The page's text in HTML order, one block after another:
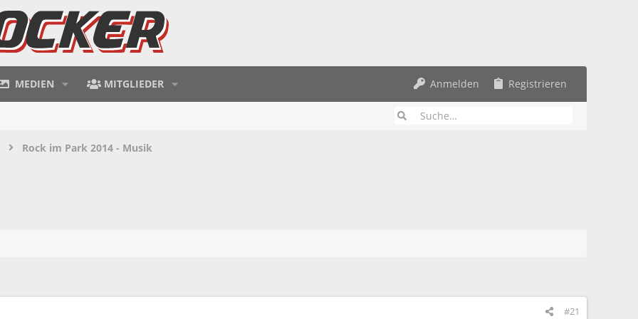
MEDIEN MITGLIEDER Anmelden Registrieren
Rock im Park 2014 - Musik
#21